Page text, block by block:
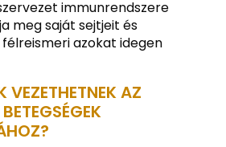
immunrendszere
meg saját sejtjeit és
azokat idegen
VEZETHETNEK AZ